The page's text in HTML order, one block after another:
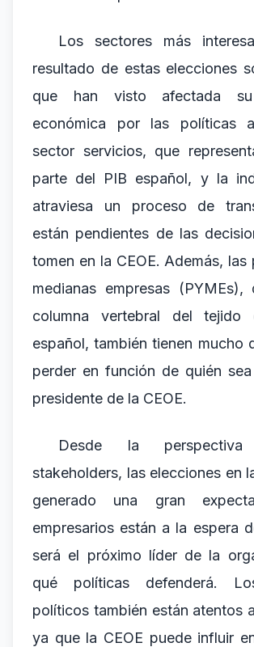
Los sectores más
resultado de estas elecciones
que han visto afectada su
económica por las políticas
sector servicios, que
parte del PIB español, y la
atraviesa un proceso de
están pendientes de las
tomen en la CEOE. Además, las
medianas empresas
columna vertebral del tejido
español, también tienen mucho
perder en función de quién
presidente de la CEOE.
Desde la
stakeholders, las elecciones en
generado una gran
empresarios están a la espera
será el próximo líder de la
qué políticas defenderá.
políticos también están atentos
ya que la CEOE puede influir